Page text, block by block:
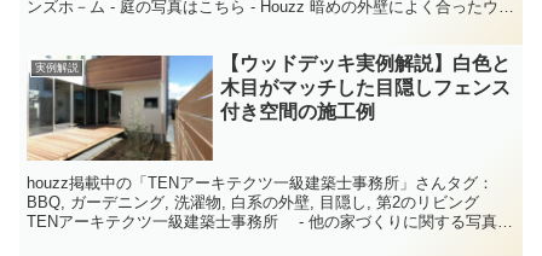
ンズホ－ム - 庭の写真はこちら - Houzz 暗めの外壁によく合ったウッ
実例解説
【ウッドデッキ実例解説】白色と
木目がマッチした目隠しフェンス
付き空間の施工例
houzz掲載中の「TENアーキテクツ一級建築士事務所」さんタグ：
BBQ, ガーデニング, 洗濯物, 白系の外壁, 目隠し, 第2のリビング
TENアーキテクツ一級建築士事務所 - 他の家づくりに関する写真は